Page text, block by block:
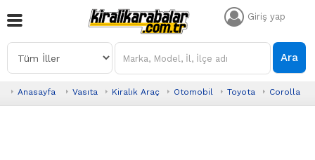
Giriş yap
Ara
Anasayfa Vasıta Kiralık Araç Otomobil Toyota Corolla